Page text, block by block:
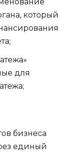
который
для
бизнеса
единый